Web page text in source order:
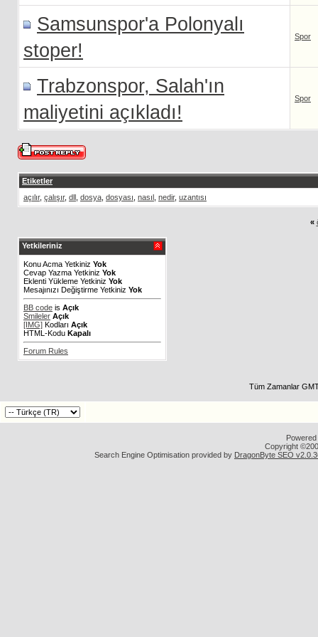
Samsunspor'a Polonyalı
stoper!
Spor
Trabzonspor, Salah'ın
maliyetini açıkladı!
Spor
Etiketler
açılır, çalışır, dll dosya dosyası nasıl nedir, uzantısı
«
Yetkileriniz
Konu Acma Yetkiniz Yok
Cevap Yazma Yetkiniz Yok
Eklenti Yükleme Yetkiniz Yok
Mesajınızı Değiştirme Yetkiniz Yok
BB code is Açık
Smileler Açık
[IMG] Kodları Açık
HTML-Kodu Kapalı
Forum Rules
Tüm Zamanlar
Copyright
Search Engine Optimisation provided by DragonByte SEO